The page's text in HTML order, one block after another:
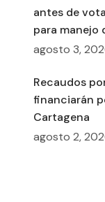
antes de
para manejo
agosto 3,
Recaudos
financiarán
Cartagena
agosto 2,